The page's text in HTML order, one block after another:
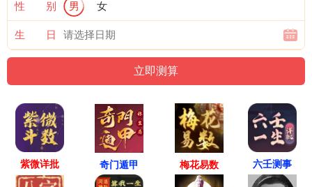
性 别 男 女
生 日
紫微详批 奇门遁甲 梅花易数 六壬测事